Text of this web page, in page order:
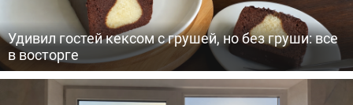
Удивил гостей кексом с грушей, но без груши: все
в восторге